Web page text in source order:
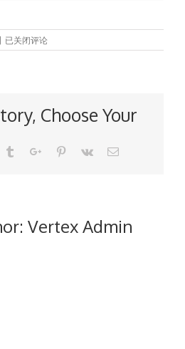
| 澄
清
已关闭评论
Choose Your
TumblrGoogle+Pinterest
Vk Email
Vertex Admin